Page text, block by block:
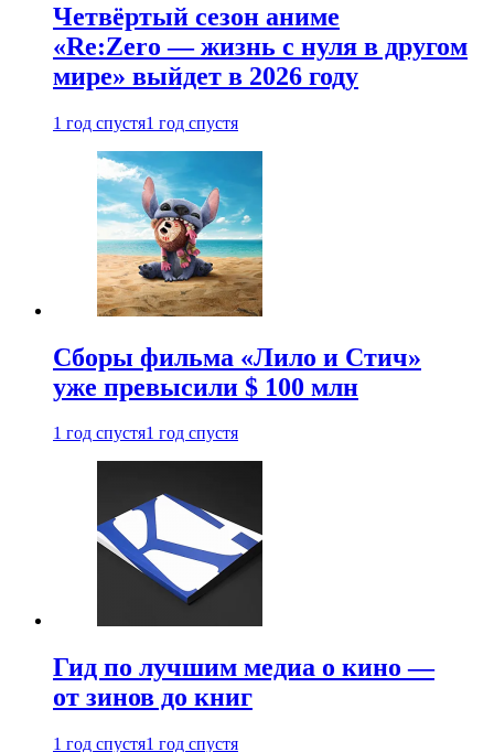
Четвёртый сезон аниме
«Re:Zero — жизнь с нуля в другом
мире» выйдет в 2026 году
1 год спустя1 год спустя
Сборы фильма «Лило и Стич»
уже превысили $ 100 млн
1 год спустя1 год спустя
Гид по лучшим медиа о кино —
от зинов до книг
1 год спустя1 год спустя